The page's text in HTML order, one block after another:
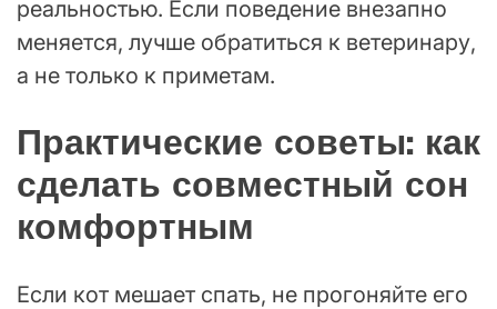
реальностью. Если поведение внезапно
меняется, лучше обратиться к ветеринару,
а не только к приметам.
Практические советы: как
сделать совместный сон
комфортным
Если кот мешает спать, не прогоняйте его